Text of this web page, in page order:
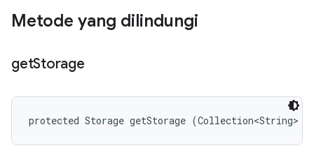
Metode yang dilindungi
getStorage
protected Storage getStorage (Collection<String>